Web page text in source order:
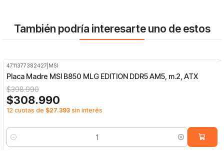
También podría interesarte uno de estos
4711377382427 MSI
Placa Madre MSI B850 MLG EDITION DDR5 AM5, m.2, ATX
$398.990
$308.990
12 cuotas de $27.393 sin interés
Cantidad